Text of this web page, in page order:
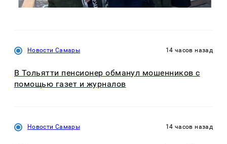
Новости Самары 14 часов назад
В Тольятти пенсионер обманул мошенников с
помощью газет и журналов
Новости Самары 14 часов назад